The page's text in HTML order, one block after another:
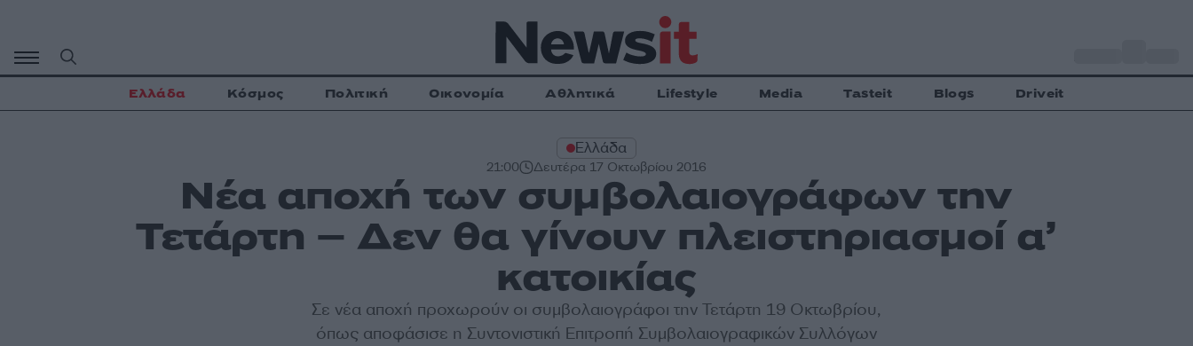
περιεχόμενο
Ελλάδα Κόσμος Πολιτική Οικονομία Αθλητικά Lifestyle Media Tasteit Blogs Driveit
Ελλάδα
21:00 Δευτέρα 17 Οκτωβρίου 2016
Νέα αποχή των συμβολαιογράφων την
Τετάρτη – Δεν θα γίνουν πλειστηριασμοί α’
κατοικίας
Σε νέα αποχή προχωρούν οι συμβολαιογράφοι την Τετάρτη 19 Οκτωβρίου,
όπως αποφάσισε η Συντονιστική Επιτροπή Συμβολαιογραφικών Συλλόγων